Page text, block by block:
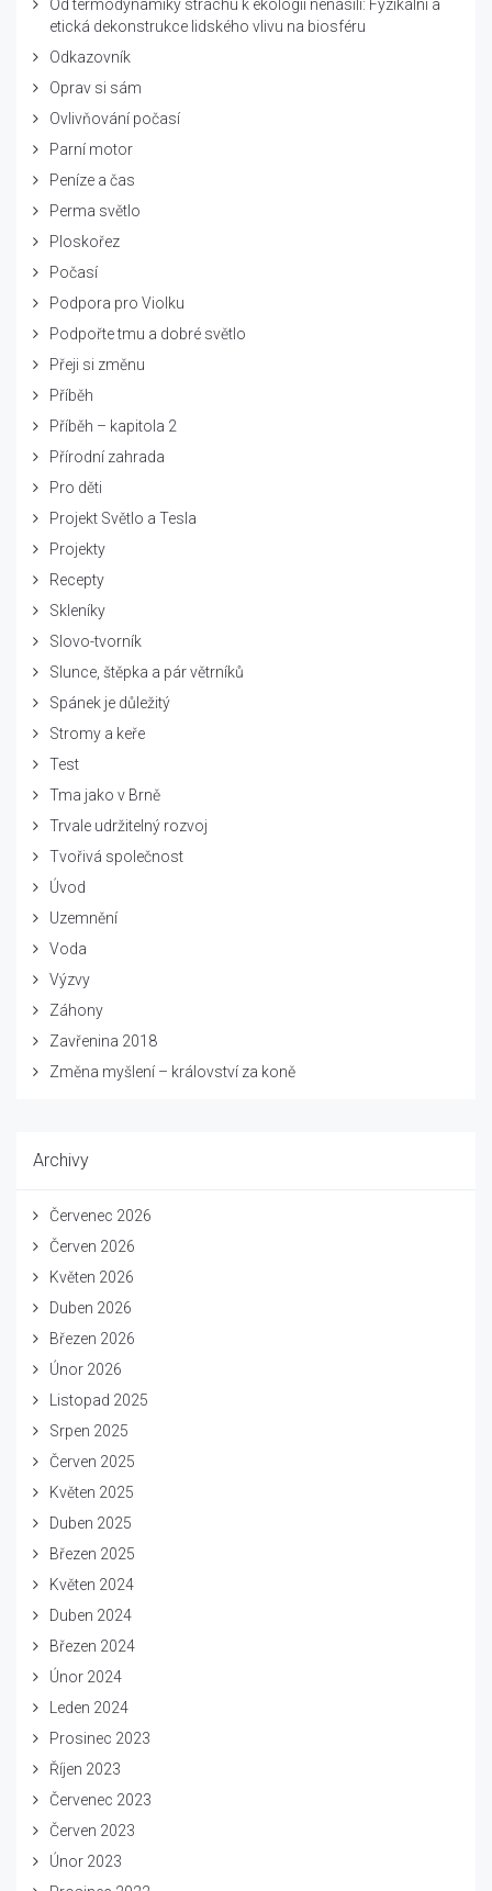
Od termodynamiky strachu k ekologii nenásilí: Fyzikální a
etická dekonstrukce lidského vlivu na biosféru
Odkazovník
Oprav si sám
Ovlivňování počasí
Parní motor
Peníze a čas
Perma světlo
Ploskořez
Počasí
Podpora pro Violku
Podpořte tmu a dobré světlo
Přeji si změnu
Příběh
Příběh – kapitola 2
Přírodní zahrada
Pro děti
Projekt Světlo a Tesla
Projekty
Recepty
Skleníky
Slovo-tvorník
Slunce, štěpka a pár větrníků
Spánek je důležitý
Stromy a keře
Test
Tma jako v Brně
Trvale udržitelný rozvoj
Tvořivá společnost
Úvod
Uzemnění
Voda
Výzvy
Záhony
Zavřenina 2018
Změna myšlení – království za koně
Archivy
Červenec 2026
Červen 2026
Květen 2026
Duben 2026
Březen 2026
Únor 2026
Listopad 2025
Srpen 2025
Červen 2025
Květen 2025
Duben 2025
Březen 2025
Květen 2024
Duben 2024
Březen 2024
Únor 2024
Leden 2024
Prosinec 2023
Říjen 2023
Červenec 2023
Červen 2023
Únor 2023